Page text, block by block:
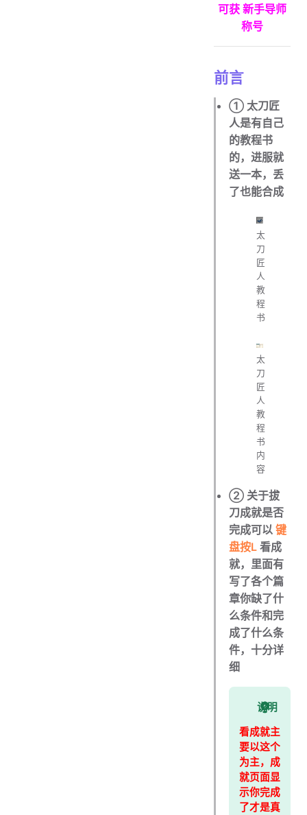
「神秘之日本刀」篇
「血腥之日本刀」篇
可获 新手导师
称号
前言
① 太刀匠
人是有自己
的教程书
的，进服就
送一本，丢
了也能合成
太
刀
匠
人
教
程
书
太
刀
匠
人
教
程
书
内
容
② 关于拔
刀成就是否
完成可以键
盘按L 看成
就，里面有
写了各个篇
章你缺了什
么条件和完
成了什么条
件，十分详
细
说明
看成就主
要以这个
为主，成
就页面显
示你完成
了才是真